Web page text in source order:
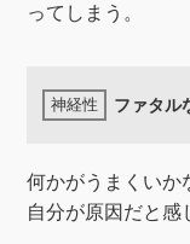
ってしまう。
ファタル
何かがうまくいか
自分が原因だと感